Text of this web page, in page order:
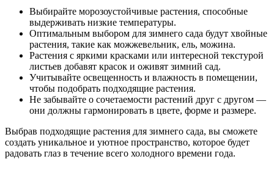
Выбирайте морозоустойчивые растения, способные
выдерживать низкие температуры.
Оптимальным выбором для зимнего сада будут хвойные
растения, такие как можжевельник, ель, можина.
Растения с яркими красками или интересной текстурой
листьев добавят красок и оживят зимний сад.
Учитывайте освещенность и влажность в помещении,
чтобы подобрать подходящие растения.
Не забывайте о сочетаемости растений друг с другом —
они должны гармонировать в цвете, форме и размере.
Выбрав подходящие растения для зимнего сада, вы сможете
создать уникальное и уютное пространство, которое будет
радовать глаз в течение всего холодного времени года.